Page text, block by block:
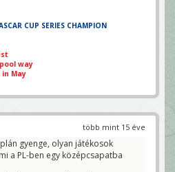
CUP SERIES CHAMPION
way
May
több mint 15 éve
gyenge, olyan játékosok
a PL-ben egy középcsapatba